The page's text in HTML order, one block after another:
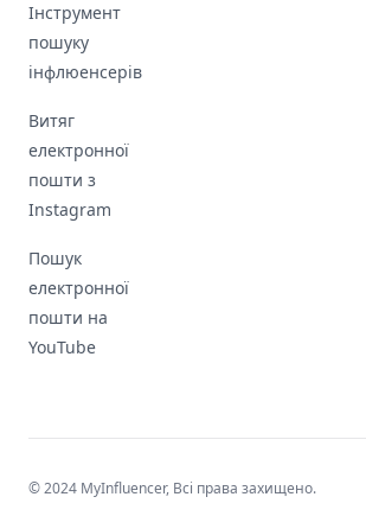
Інструмент
пошуку
інфлюенсерів
Витяг
електронної
пошти з
Instagram
Пошук
електронної
пошти на
YouTube
© 2024 MyInfluencer, Всі права захищено.